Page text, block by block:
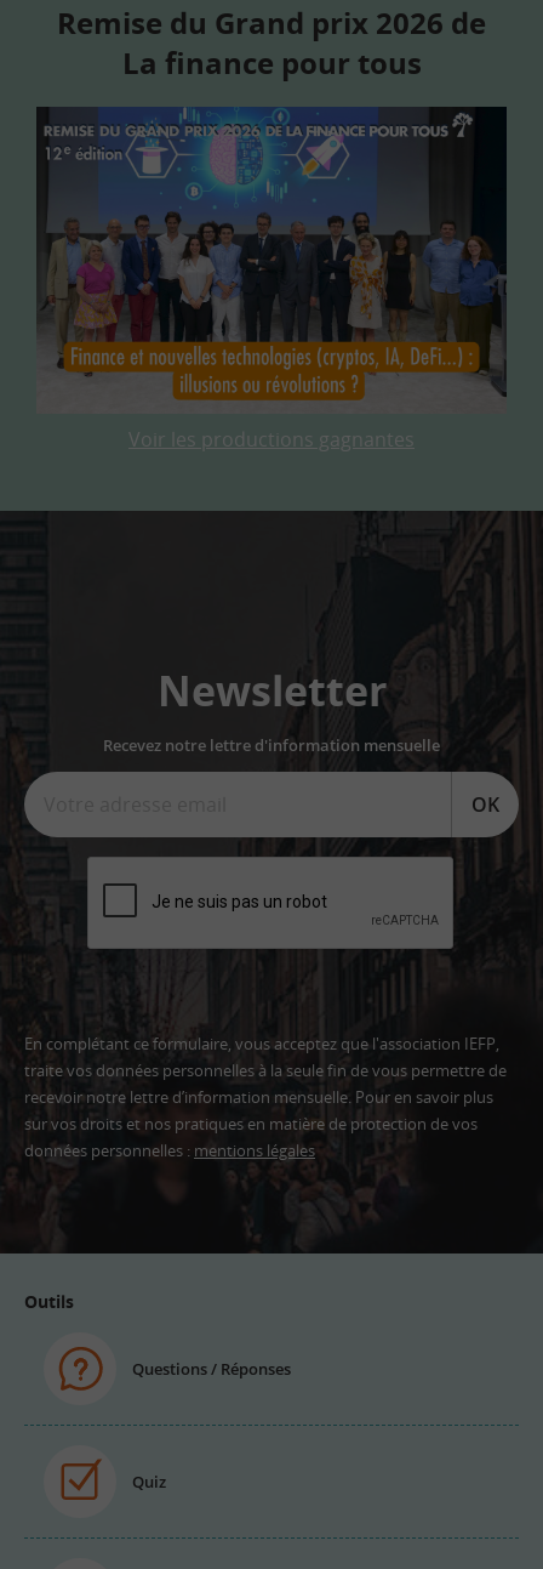
Remise du Grand prix 2026 de
La finance pour tous
Voir les productions gagnantes
Newsletter
Recevez notre lettre d'information mensuelle
OK
En complétant ce formulaire, vous acceptez que l'association IEFP,
traite vos données personnelles à la seule fin de vous permettre de
recevoir notre lettre d’information mensuelle. Pour en savoir plus
sur vos droits et nos pratiques en matière de protection de vos
données personnelles : mentions légales
Adresse
Outils
Questions / Réponses
Quiz